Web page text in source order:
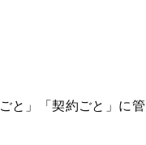
と」「契約ごと」に管